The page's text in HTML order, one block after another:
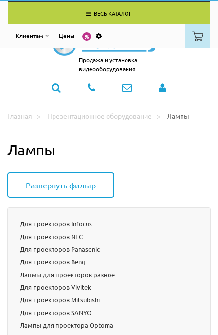
ВЕСЬ КАТАЛОГ
Клиентам Цены
Продажа и установка
видеооборудования
Главная Презентационное оборудование Лампы
Лампы
Развернуть фильтр
Для проекторов Infocus
Для проекторов NEC
Для проекторов Panasonic
Для проекторов Benq
Лапмы для проекторов разное
Для проекторов Vivitek
Для проекторов Mitsubishi
Для проекторов SANYO
Лампы для проектора Optoma